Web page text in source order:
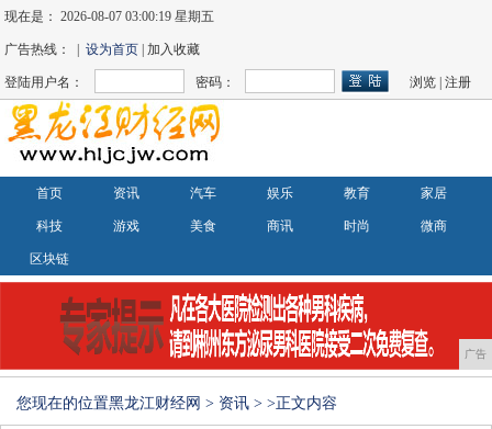
现在是：2026-08-07 03:00:20 星期五
广告热线： |设为首页 | 加入收藏
登陆用户名： 密码： 浏览 |注册
首页 资讯 汽车 娱乐 教育 家居
科技 游戏 美食 商讯 时尚 微商
区块链
广告
您现在的位置黑龙江财经网 > 资讯 > >正文内容